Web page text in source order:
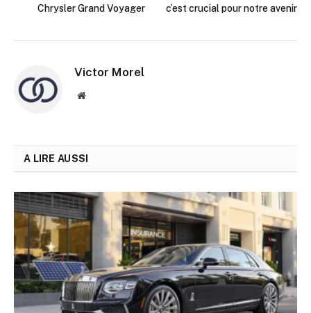
Chrysler Grand Voyager
c’est crucial pour notre avenir
Victor Morel
Site
A LIRE AUSSI